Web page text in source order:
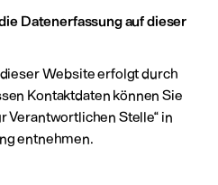
Datenerfassung auf dieser
Website erfolgt durch
Kontaktdaten können Sie
Verantwortlichen Stelle“ in
entnehmen.